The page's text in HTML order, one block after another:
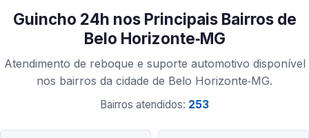
Guincho 24h nos Principais Bairros de
Belo Horizonte‑MG
Atendimento de reboque e suporte automotivo disponível
nos bairros da cidade de Belo Horizonte‑MG.
Bairros atendidos: 253